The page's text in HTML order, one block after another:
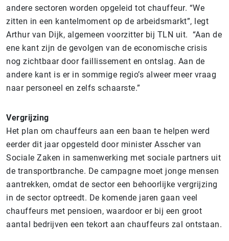
andere sectoren worden opgeleid tot chauffeur. “We
zitten in een kantelmoment op de arbeidsmarkt”, legt
Arthur van Dijk, algemeen voorzitter bij TLN uit. “Aan de
ene kant zijn de gevolgen van de economische crisis
nog zichtbaar door faillissement en ontslag. Aan de
andere kant is er in sommige regio’s alweer meer vraag
naar personeel en zelfs schaarste.”
Vergrijzing
Het plan om chauffeurs aan een baan te helpen werd
eerder dit jaar opgesteld door minister Asscher van
Sociale Zaken in samenwerking met sociale partners uit
de transportbranche. De campagne moet jonge mensen
aantrekken, omdat de sector een behoorlijke vergrijzing
in de sector optreedt. De komende jaren gaan veel
chauffeurs met pensioen, waardoor er bij een groot
aantal bedrijven een tekort aan chauffeurs zal ontstaan.